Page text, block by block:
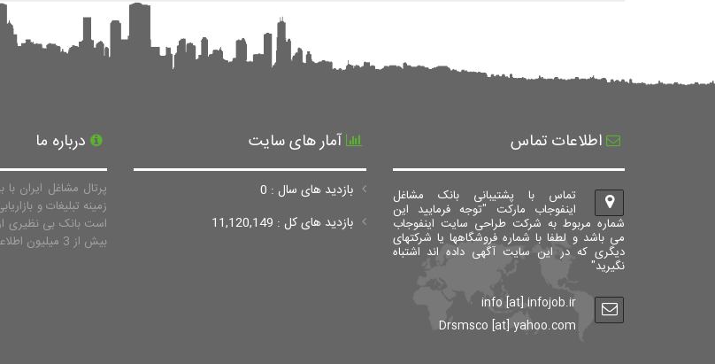
اطلاعات تماس
تماس با پشتیبانی بانک مشاغل
اینفوجاب مارکت "توجه فرمایید این
شماره مربوط به شرکت طراحی سایت اینفوجاب
می باشد و لطفا با شماره فروشگاهها یا شرکتهای
دیگری که در این سایت آگهی داده اند اشتباه
نگیرید"
info [at] infojob.ir
Drsmsco [at] yahoo.com
آمار های سایت
بازدید های سال : 0
بازدید های کل : 11,120,149
درباره ما
پرتال مشاغل ایران
زمینه تبلیغات و
است بانک بی نظیری
بیش از 3 میلیون اطلاعات جمع آوری نماید.